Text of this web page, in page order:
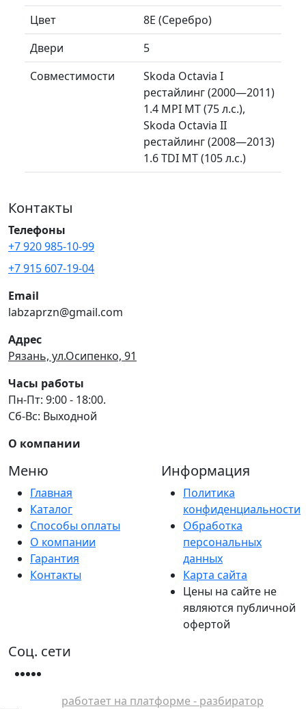
Цвет
8E (Серебро)
Двери
5
Совместимости
Skoda Octavia I
рестайлинг (2000—2011)
1.4 MPI MT (75 л.с.),
Skoda Octavia II
рестайлинг (2008—2013)
1.6 TDI MT (105 л.с.)
Контакты
Телефоны
+7 920 985-10-99
+7 915 607-19-04
Email
labzaprzn@gmail.com
Адрес
Рязань, ул.Осипенко, 91
Часы работы
Пн-Пт: 9:00 - 18:00.
Сб-Вс: Выходной
О компании
Меню
Главная
Каталог
Способы оплаты
О компании
Гарантия
Контакты
Информация
Политика
конфиденциальности
Обработка
персональных
данных
Карта сайта
Цены на сайте не
являются публичной
офертой
Соц. сети
работает на платформе - разбиратор